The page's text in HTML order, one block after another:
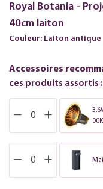
Royal Botania -
40cm laiton
Couleur: Laiton antique
Accessoires
ces produits assortis :
00K